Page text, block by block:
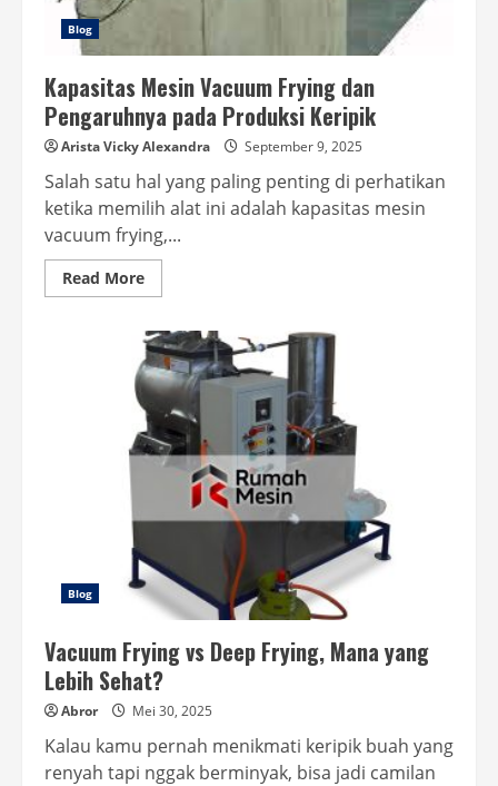
Blog
Kapasitas Mesin Vacuum Frying dan
Pengaruhnya pada Produksi Keripik
Arista Vicky Alexandra September 9, 2025
Salah satu hal yang paling penting di perhatikan
ketika memilih alat ini adalah kapasitas mesin
vacuum frying,...
Read MoreRead
more
Mesin
Vacuum
Frying
dan
Pengaruhnya
pada
Produksi
Keripik
Blog
Vacuum Frying vs Deep Frying, Mana yang
Lebih Sehat?
Abror Mei 30, 2025
Kalau kamu pernah menikmati keripik buah yang
renyah tapi nggak berminyak, bisa jadi camilan